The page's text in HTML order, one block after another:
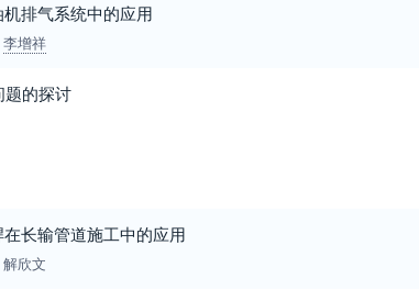
排气系统中的应用
李增祥
题的探讨
长输管道施工中的应用
解欣文